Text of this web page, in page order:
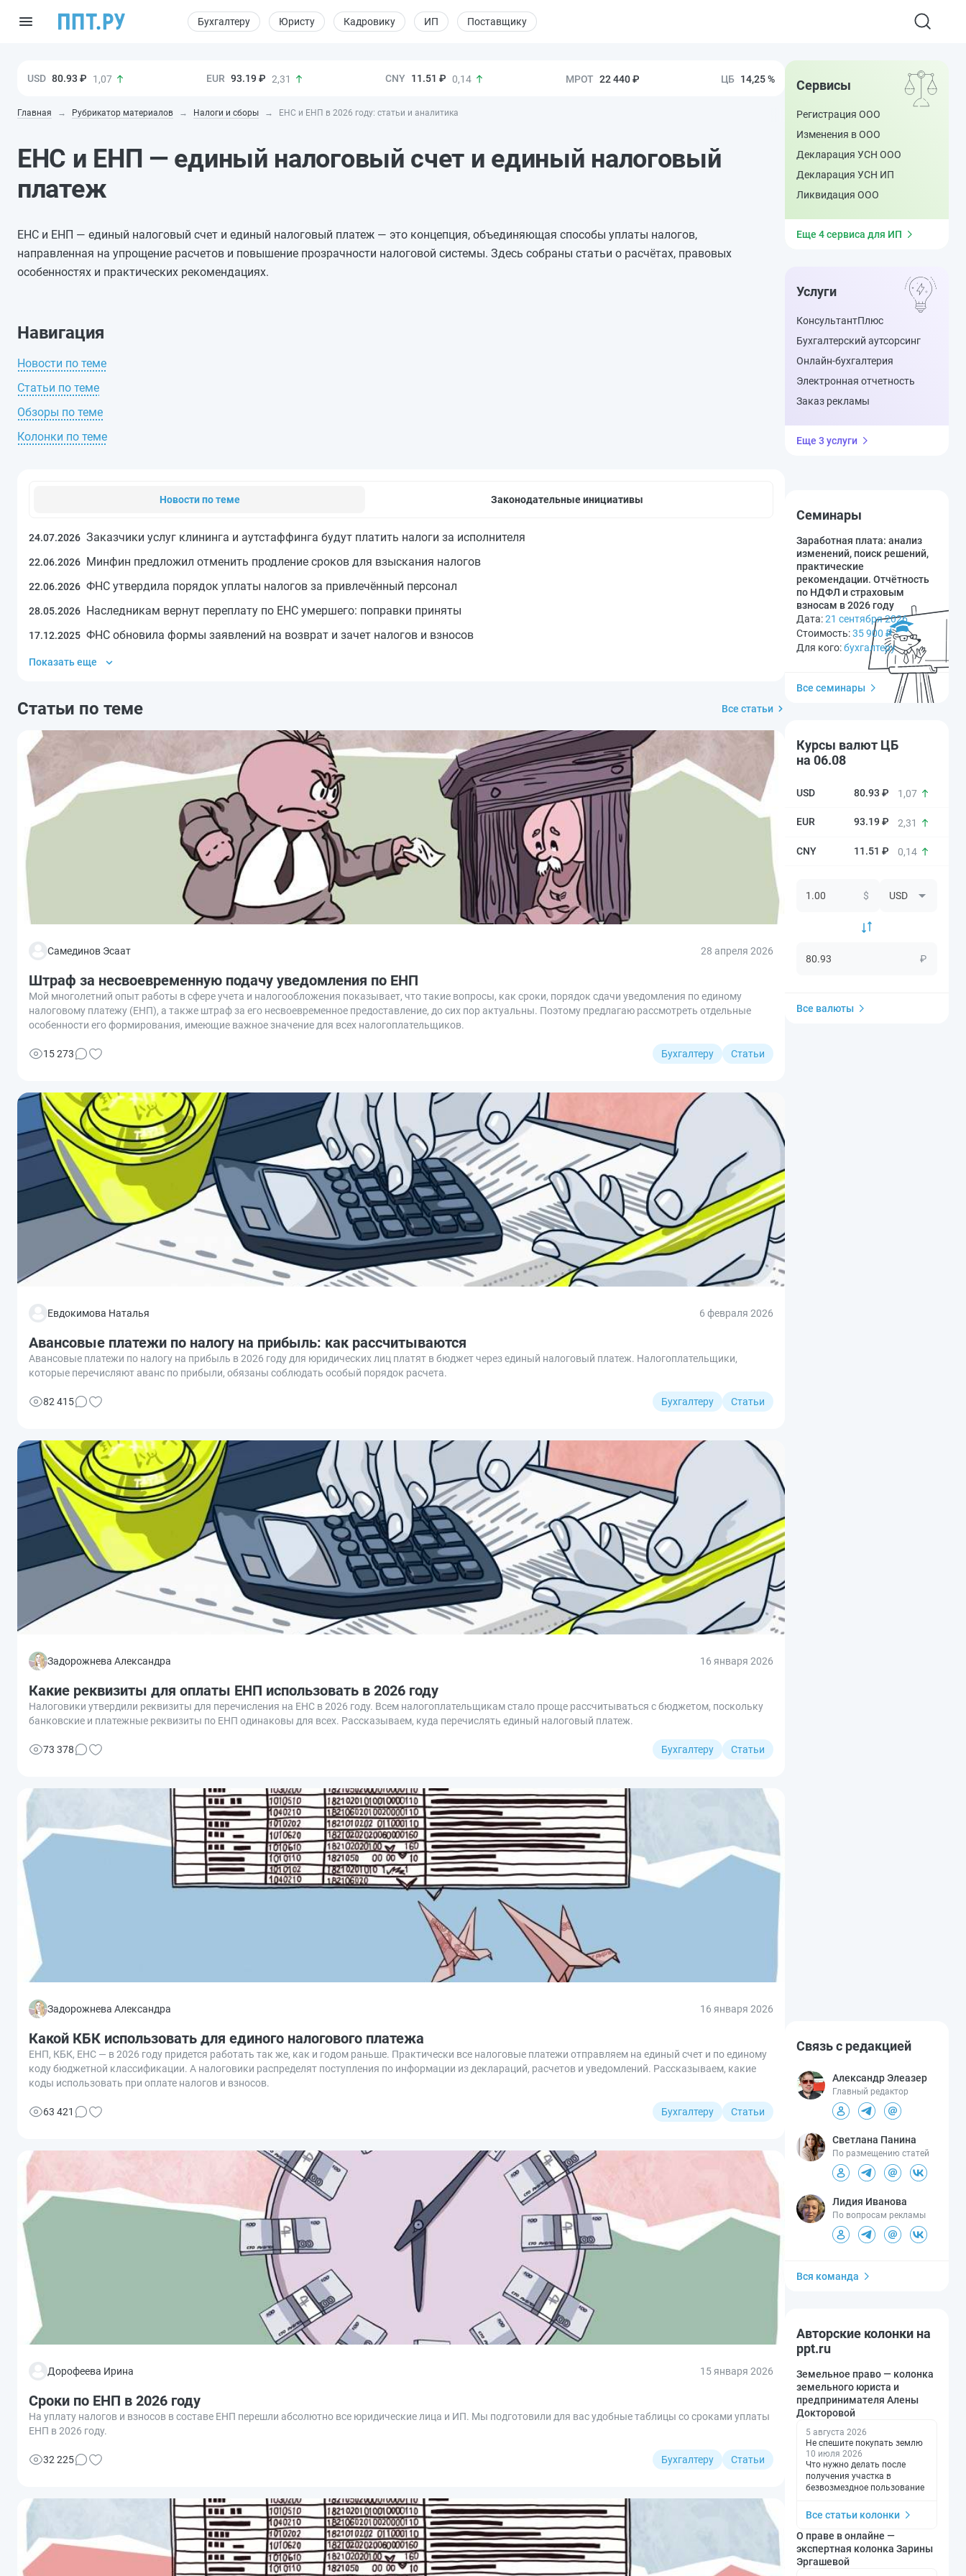
Бухгалтеру Юристу Кадровику ИП Поставщику
80.93 ₽ 1,07 93.19 ₽ 2,31 11.51 ₽ 0,14 22 440 ₽ 14,25 %
Главная Рубрикатор материалов Налоги и сборы ЕНС и ЕНП в 2026 году: статьи и аналитика
ЕНС и ЕНП — единый налоговый счет и единый налоговый
платеж
ЕНС и ЕНП — единый налоговый счет и единый налоговый платеж — это концепция, объединяющая способы уплаты налогов,
направленная на упрощение расчетов и повышение прозрачности налоговой системы. Здесь собраны статьи о расчётах, правовых
особенностях и практических рекомендациях.
Новости по теме Законодательные инициативы
24.07.2026 Заказчики услуг клининга и аутстаффинга будут платить налоги за исполнителя
22.06.2026 Минфин предложил отменить продление сроков для взыскания налогов
22.06.2026 ФНС утвердила порядок уплаты налогов за привлечённый персонал
28.05.2026 Наследникам вернут переплату по ЕНС умершего: поправки приняты
17.12.2025 ФНС обновила формы заявлений на возврат и зачет налогов и взносов
Показать еще
Статьи по теме Все статьи
Самединов Эсаат 28 апреля 2026
Штраф за несвоевременную подачу уведомления по ЕНП
Мой многолетний опыт работы в сфере учета и налогообложения показывает, что такие вопросы, как сроки, порядок сдачи уведомления по единому
налоговому платежу (ЕНП), а также штраф за его несвоевременное предоставление, до сих пор актуальны. Поэтому предлагаю рассмотреть отдельные
особенности его формирования, имеющие важное значение для всех налогоплательщиков.
Бухгалтеру Статьи
15 273
Евдокимова Наталья 6 февраля 2026
Авансовые платежи по налогу на прибыль: как рассчитываются
Авансовые платежи по налогу на прибыль в 2026 году для юридических лиц платят в бюджет через единый налоговый платеж. Налогоплательщики,
которые перечисляют аванс по прибыли, обязаны соблюдать особый порядок расчета.
Бухгалтеру Статьи
82 415
Задорожнева Александра 16 января 2026
Какие реквизиты для оплаты ЕНП использовать в 2026 году
Налоговики утвердили реквизиты для перечисления на ЕНС в 2026 году. Всем налогоплательщикам стало проще рассчитываться с бюджетом, поскольку
банковские и платежные реквизиты по ЕНП одинаковы для всех. Рассказываем, куда перечислять единый налоговый платеж.
Бухгалтеру Статьи
73 378
Задорожнева Александра 16 января 2026
Какой КБК использовать для единого налогового платежа
ЕНП, КБК, ЕНС — в 2026 году придется работать так же, как и годом раньше. Практически все налоговые платежи отправляем на единый счет и по единому
коду бюджетной классификации. А налоговики распределят поступления по информации из деклараций, расчетов и уведомлений. Рассказываем, какие
коды использовать при оплате налогов и взносов.
Бухгалтеру Статьи
63 421
Дорофеева Ирина 15 января 2026
Сроки по ЕНП в 2026 году
На уплату налогов и взносов в составе ЕНП перешли абсолютно все юридические лица и ИП. Мы подготовили для вас удобные таблицы со сроками уплаты
ЕНП в 2026 году.
Бухгалтеру Статьи
32 225
Навигация
Новости по теме
Статьи по теме
Обзоры по теме
Колонки по теме
Сервисы
Регистрация ООО
Изменения в ООО
Декларация УСН ООО
Декларация УСН ИП
Ликвидация ООО
Еще 4 сервиса для ИП
Услуги
КонсультантПлюс
Бухгалтерский аутсорсинг
Онлайн-бухгалтерия
Электронная отчетность
Заказ рекламы
Еще 3 услуги
Семинары
Заработная плата: анализ
изменений, поиск решений,
практические
рекомендации. Отчётность
по НДФЛ и страховым
взносам в 2026 году
Дата:21 сентября 2026
Стоимость:35 900 ₽
Для кого:бухгалтеру
Все семинары
Курсы валют ЦБ
на 06.08
80.93 ₽ 1,07
93.19 ₽ 2,31
11.51 ₽ 0,14
$
₽
Все валюты
Связь с редакцией
Александр Элеазер
Главный редактор
Светлана Панина
По размещению статей
Лидия Иванова
По вопросам рекламы
Вся команда
Авторские колонки на
ppt.ru
Земельное право — колонка
земельного юриста и
предпринимателя Алены
Докторовой
5 августа 2026
Не спешите покупать землю
10 июля 2026
Что нужно делать после
получения участка в
безвозмездное пользование
Все статьи колонки
О праве в онлайне —
экспертная колонка Зарины
Эргашевой